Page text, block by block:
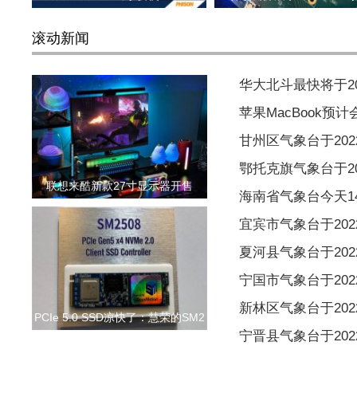
滚动新闻
联想来酷新款27寸显示器开售
PCIe 5.0 SSD凉快了：慧荣的SM2
华大北斗最快将于
苹果MacBook预计
甘州区气象台于
鄂托克旗气象台于
海南省气象台今天
宜宾市气象台于
夏河县气象台于
宁国市气象台于
新林区气象台于
宁晋县气象台于